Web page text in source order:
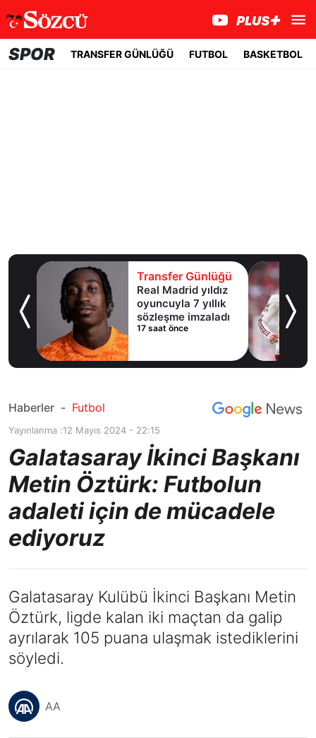
SPOR TRANSFER GÜNLÜĞÜ FUTBOL BASKETBOL
Transfer Günlüğü
Real Madrid yıldız
oyuncuyla 7 yıllık
sözleşme imzaladı
17 saat önce
Haberler - Futbol
Yayınlanma :12 Mayıs 2024 - 22:15
Galatasaray İkinci Başkanı
Metin Öztürk: Futbolun
adaleti için de mücadele
ediyoruz
Galatasaray Kulübü İkinci Başkanı Metin
Öztürk, ligde kalan iki maçtan da galip
ayrılarak 105 puana ulaşmak istediklerini
söyledi.
AA